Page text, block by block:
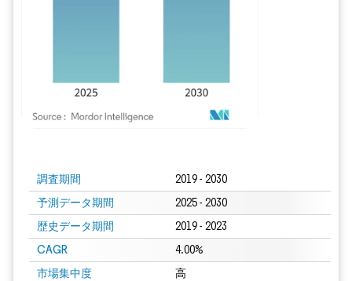
調査期間 2019 - 2030
予測データ期間 2025 - 2030
歴史データ期間 2019 - 2023
CAGR 4.00%
市場集中度 高